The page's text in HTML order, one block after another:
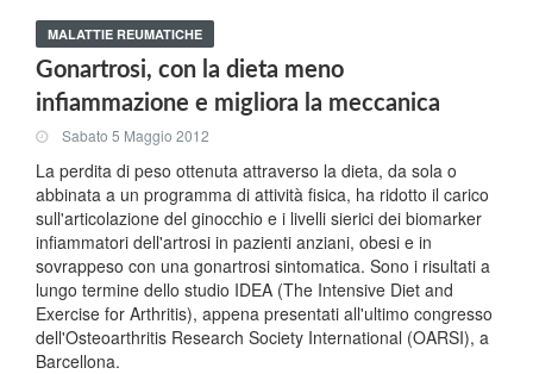
MALATTIE REUMATICHE
Gonartrosi, con la dieta meno
infiammazione e migliora la meccanica
Sabato 5 Maggio 2012
La perdita di peso ottenuta attraverso la dieta, da sola o
abbinata a un programma di attività fisica, ha ridotto il carico
sull'articolazione del ginocchio e i livelli sierici dei biomarker
infiammatori dell'artrosi in pazienti anziani, obesi e in
sovrappeso con una gonartrosi sintomatica. Sono i risultati a
lungo termine dello studio IDEA (The Intensive Diet and
Exercise for Arthritis), appena presentati all'ultimo congresso
dell'Osteoarthritis Research Society International (OARSI), a
Barcellona.